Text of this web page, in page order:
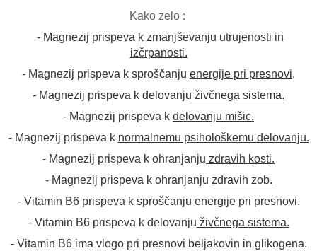
Kako zelo :
- Magnezij prispeva k zmanjševanju utrujenosti in
izčrpanosti.
- Magnezij prispeva k sproščanju energije pri presnovi.
- Magnezij prispeva k delovanju živčnega sistema.
- Magnezij prispeva k delovanju mišic.
- Magnezij prispeva k normalnemu psihološkemu delovanju.
- Magnezij prispeva k ohranjanju zdravih kosti.
- Magnezij prispeva k ohranjanju zdravih zob.
- Vitamin B6 prispeva k sproščanju energije pri presnovi.
- Vitamin B6 prispeva k delovanju živčnega sistema.
- Vitamin B6 ima vlogo pri presnovi beljakovin in glikogena.